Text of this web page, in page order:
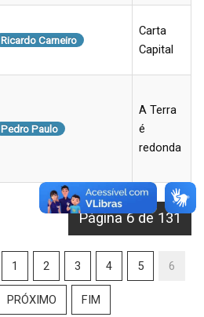
Ricardo Carneiro
Carta
Capital
Pedro Paulo
A Terra
é
redonda
Página 6 de 131
1 2 3 4 5 6
PRÓXIMO FIM